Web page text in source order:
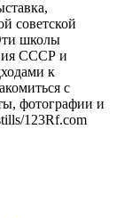
советской
школы
СССР и
к
с
фотографии и
123Rf.com